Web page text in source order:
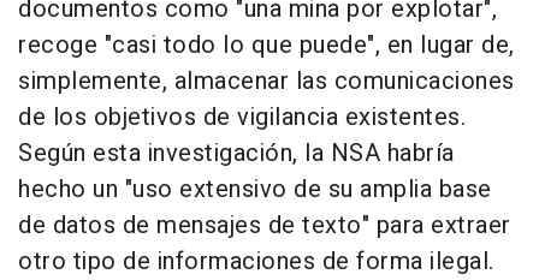
documentos como "una mina por explotar",
recoge "casi todo lo que puede", en lugar de,
simplemente, almacenar las comunicaciones
de los objetivos de vigilancia existentes.
Según esta investigación, la NSA habría
hecho un "uso extensivo de su amplia base
de datos de mensajes de texto" para extraer
otro tipo de informaciones de forma ilegal.